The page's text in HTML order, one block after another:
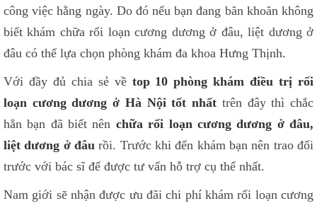
công việc hằng ngày. Do đó nếu bạn đang băn khoăn không
biết khám chữa rối loạn cương dương ở đâu, liệt dương ở
đâu có thể lựa chọn phòng khám đa khoa Hưng Thịnh.
Với đầy đủ chia sẻ về top 10 phòng khám điều trị rối
loạn cương dương ở Hà Nội tốt nhất trên đây thì chắc
hẳn bạn đã biết nên chữa rối loạn cương dương ở đâu,
liệt dương ở đâu rồi. Trước khi đến khám bạn nên trao đổi
trước với bác sĩ để được tư vấn hỗ trợ cụ thể nhất.
Nam giới sẽ nhận được ưu đãi chi phí khám rối loạn cương